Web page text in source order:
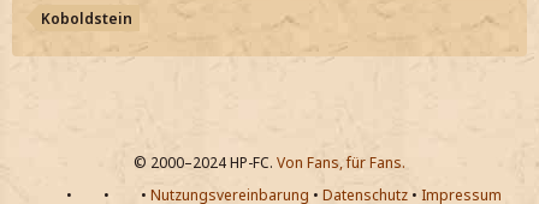
Koboldstein
© 2000–2024 HP-FC. Von Fans, für Fans.
•
• • Nutzungsvereinbarung • Datenschutz• Impressum